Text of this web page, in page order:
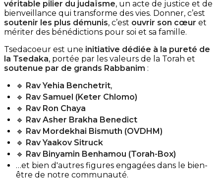
véritable pilier du judaïsme, un acte de justice et de
bienveillance qui transforme des vies. Donner, c’est
soutenir les plus démunis, c’est ouvrir son cœur et
mériter des bénédictions pour soi et sa famille.
Tsedacoeur est une initiative dédiée à la pureté de
la Tsedaka, portée par les valeurs de la Torah et
soutenue par de grands Rabbanim :
🔹 Rav Yehia Benchetrit,
🔹 Rav Samuel (Keter Chlomo)
🔹 Rav Ron Chaya
🔹 Rav Asher Brakha Benedict
🔹 Rav Mordekhai Bismuth (OVDHM)
🔹 Rav Yaakov Sitruck
🔹 Rav Binyamin Benhamou (Torah-Box)
…et bien d'autres figures engagées dans le bien-
être de notre communauté.